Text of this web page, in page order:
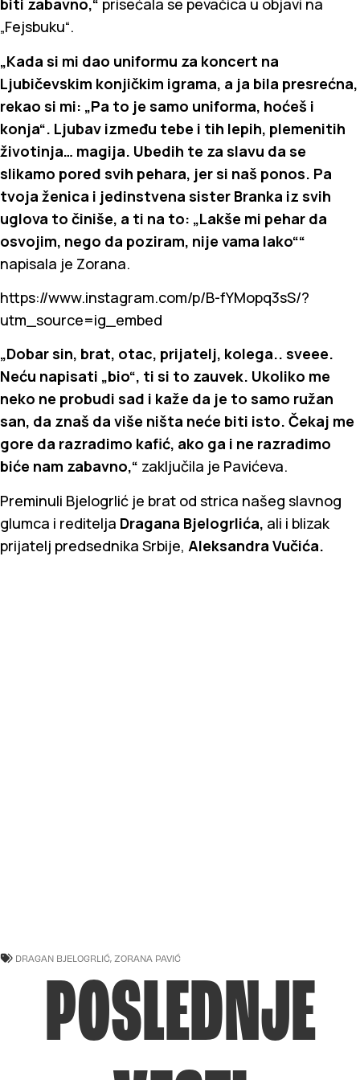
biti zabavno,“ prisećala se pevačica u objavi na
„Fejsbuku“.
„Kada si mi dao uniformu za koncert na
Ljubičevskim konjičkim igrama, a ja bila presrećna,
rekao si mi: „Pa to je samo uniforma, hoćeš i
konja“. Ljubav između tebe i tih lepih, plemenitih
životinja… magija. Ubedih te za slavu da se
slikamo pored svih pehara, jer si naš ponos. Pa
tvoja ženica i jedinstvena sister Branka iz svih
uglova to činiše, a ti na to: „Lakše mi pehar da
osvojim, nego da poziram, nije vama lako““
napisala je Zorana.
https://www.instagram.com/p/B-fYMopq3sS/?
utm_source=ig_embed
„Dobar sin, brat, otac, prijatelj, kolega.. sveee.
Neću napisati „bio“, ti si to zauvek. Ukoliko me
neko ne probudi sad i kaže da je to samo ružan
san, da znaš da više ništa neće biti isto. Čekaj me
gore da razradimo kafić, ako ga i ne razradimo
biće nam zabavno,“ zaključila je Pavićeva.
Preminuli Bjelogrlić je brat od strica našeg slavnog
glumca i reditelja Dragana Bjelogrlića, ali i blizak
prijatelj predsednika Srbije, Aleksandra Vučića.
DRAGAN BJELOGRLIĆ, ZORANA PAVIĆ
POSLEDNJE